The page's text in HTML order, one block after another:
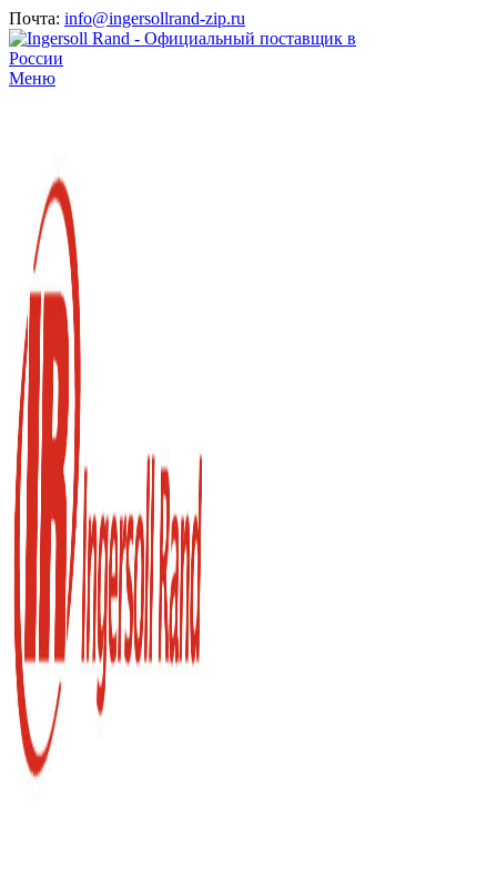
Почта: info@ingersollrand-zip.ru
Меню